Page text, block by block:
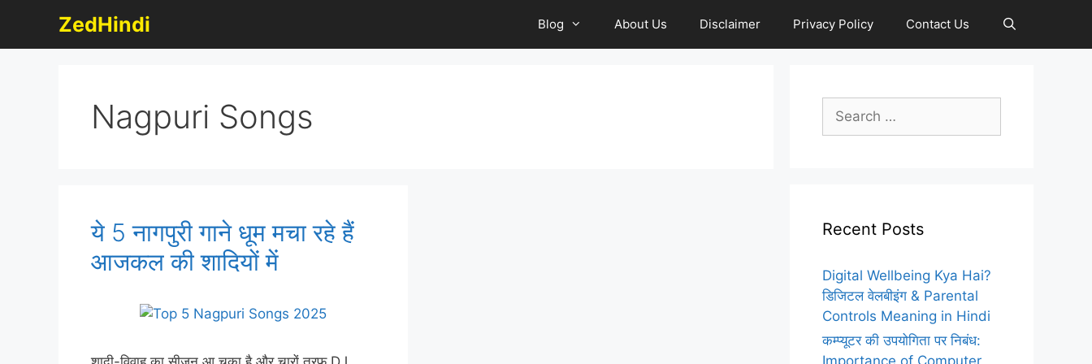
content
ZedHindi Blog About Us Disclaimer Privacy Policy Contact Us
Nagpuri Songs
ये 5 नागपुरी गाने धूम मचा रहे हैं
आजकल की शादियों में
Search
for:
Recent Posts
Digital Wellbeing Kya Hai?
डिजिटल वेलबीइंग & Parental
Controls Meaning in Hindi
कम्प्यूटर की उपयोगिता पर निबंध:
Importance of Computer